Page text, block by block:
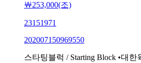
￦253,000(조)
23151971
202007150969550
스타팅블럭 / Starting Block •대